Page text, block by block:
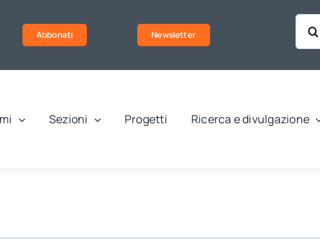
Abbonati Newsletter
Cerca
per:
Sezioni Progetti Ricerca e divulgazione